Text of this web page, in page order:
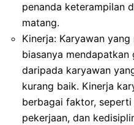
penanda keterampilan
matang.
Kinerja: Karyawan
biasanya
daripada karyawan
kurang baik. Kinerja
berbagai faktor,
pekerjaan, dan